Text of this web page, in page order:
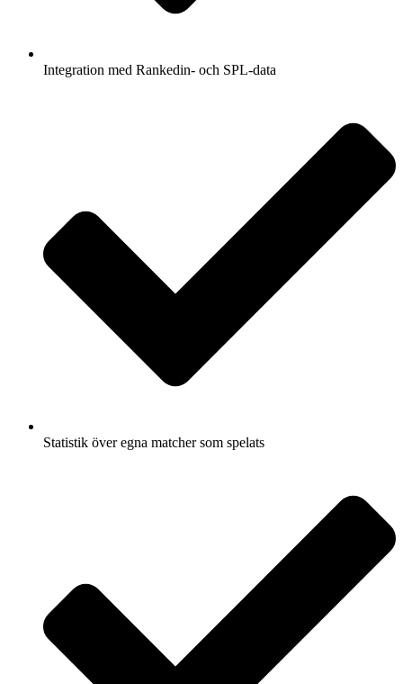
Integration med Rankedin- och SPL-data
Statistik över egna matcher som spelats